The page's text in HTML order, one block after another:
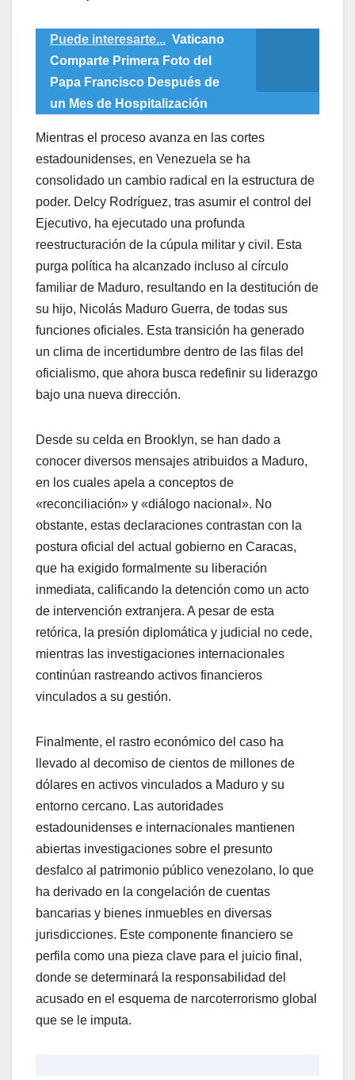
Puede interesarte... Vaticano
Comparte Primera Foto del
Papa Francisco Después de
un Mes de Hospitalización
​Mientras el proceso avanza en las cortes
estadounidenses, en Venezuela se ha
consolidado un cambio radical en la estructura de
poder. Delcy Rodríguez, tras asumir el control del
Ejecutivo, ha ejecutado una profunda
reestructuración de la cúpula militar y civil. Esta
purga política ha alcanzado incluso al círculo
familiar de Maduro, resultando en la destitución de
su hijo, Nicolás Maduro Guerra, de todas sus
funciones oficiales. Esta transición ha generado
un clima de incertidumbre dentro de las filas del
oficialismo, que ahora busca redefinir su liderazgo
bajo una nueva dirección.
​Desde su celda en Brooklyn, se han dado a
conocer diversos mensajes atribuidos a Maduro,
en los cuales apela a conceptos de
«reconciliación» y «diálogo nacional». No
obstante, estas declaraciones contrastan con la
postura oficial del actual gobierno en Caracas,
que ha exigido formalmente su liberación
inmediata, calificando la detención como un acto
de intervención extranjera. A pesar de esta
retórica, la presión diplomática y judicial no cede,
mientras las investigaciones internacionales
continúan rastreando activos financieros
vinculados a su gestión.
​Finalmente, el rastro económico del caso ha
llevado al decomiso de cientos de millones de
dólares en activos vinculados a Maduro y su
entorno cercano. Las autoridades
estadounidenses e internacionales mantienen
abiertas investigaciones sobre el presunto
desfalco al patrimonio público venezolano, lo que
ha derivado en la congelación de cuentas
bancarias y bienes inmuebles en diversas
jurisdicciones. Este componente financiero se
perfila como una pieza clave para el juicio final,
donde se determinará la responsabilidad del
acusado en el esquema de narcoterrorismo global
que se le imputa.